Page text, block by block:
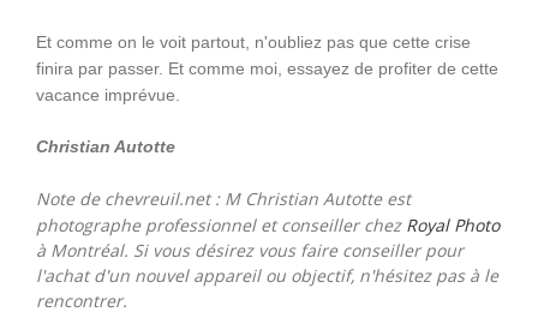
Et comme on le voit partout, n'oubliez pas que cette crise
finira par passer. Et comme moi, essayez de profiter de cette
vacance imprévue.
Christian Autotte
Note de chevreuil.net : M Christian Autotte est
photographe professionnel et conseiller chez Royal Photo
à Montréal. Si vous désirez vous faire conseiller pour
l'achat d'un nouvel appareil ou objectif, n'hésitez pas à le
rencontrer.